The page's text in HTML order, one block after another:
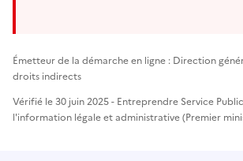
Émetteur de la démarche en ligne : Direction
droits indirects
Vérifié le 30 juin 2025 - Entreprendre Service
l'information légale et administrative (Premier